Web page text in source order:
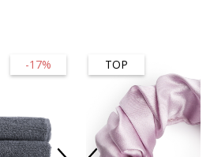
-17% TOP